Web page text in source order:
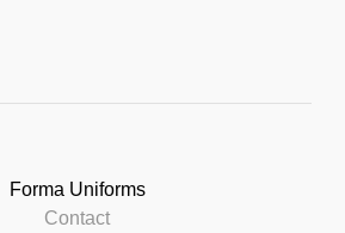
Forma Uniforms
Contact